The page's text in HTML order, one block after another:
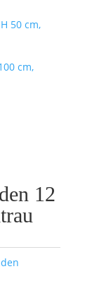
50 cm,
cm,
12